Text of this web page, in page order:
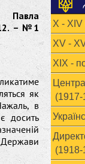
Павла
– №1
як
в
досить
Держави
X - XIV
XV -
ХІХ -